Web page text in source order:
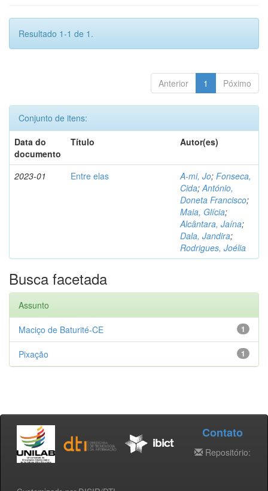
Resultado 1-1 de 1.
Anterior 1 Póximo
Conjunto de itens:
Data do
documento
Título Autor(es)
2023-01 Entre elas A-mi, Jo; Fonseca,
Cida;António,
Doneta Francisco;
Maia, Glícia;
Alcântara, Jaína;
Dala, Jandira;
Rodrigues, Joélia
Busca facetada
Assunto
1
Maciço de Baturité-CE
1
Pixação
Contato
Repositório: